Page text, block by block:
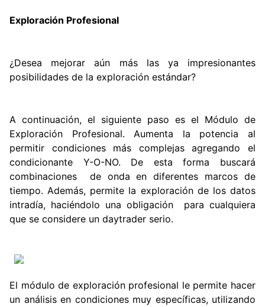
Exploración Profesional
¿Desea mejorar aún más las ya impresionantes
posibilidades de la exploración estándar?
A continuación, el siguiente paso es el Módulo de
Exploración Profesional. Aumenta la potencia al
permitir condiciones más complejas agregando el
condicionante Y-O-NO. De esta forma buscará
combinaciones de onda en diferentes marcos de
tiempo. Además, permite la exploración de los datos
intradía, haciéndolo una obligación para cualquiera
que se considere un daytrader serio.
El módulo de exploración profesional le permite hacer
un análisis en condiciones muy específicas, utilizando